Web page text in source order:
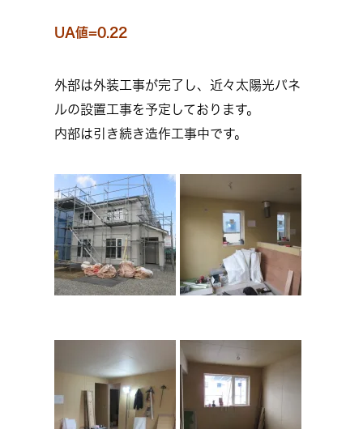
UA値=0.22
外部は外装工事が完了し、近々太陽光パネ
ルの設置工事を予定しております。
内部は引き続き造作工事中です。